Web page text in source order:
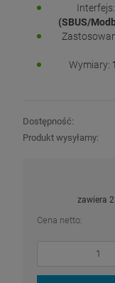
Interfejs:
(SBUS/
Wymiary:
Dostępność:
Produkt wysyłamy:
zawiera
Cena netto: